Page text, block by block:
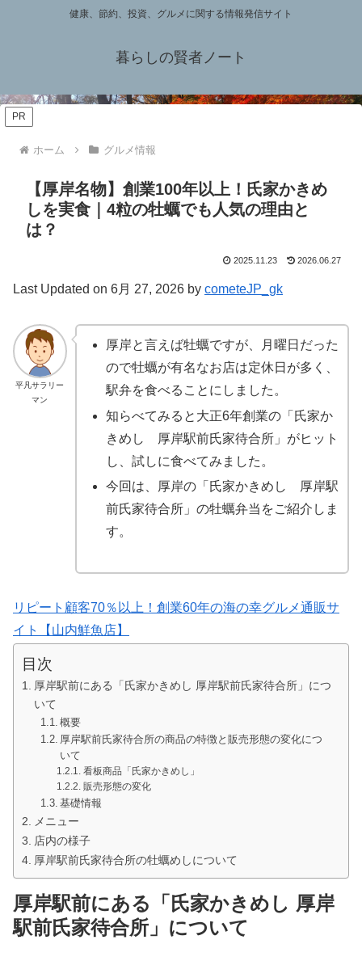
健康、節約、投資、グルメに関する情報発信サイト
暮らしの賢者ノート
PR
ホーム グルメ情報
【厚岸名物】創業100年以上！氏家かきめ
しを実食｜4粒の牡蠣でも人気の理由と
は？
2025.11.23 2026.06.27
Last Updated on 6月 27, 2026 by cometeJP_gk
平凡サラリー
マン
厚岸と言えば牡蠣ですが、月曜日だった
ので牡蠣が有名なお店は定休日が多く、
駅弁を食べることにしました。
知らべてみると大正6年創業の「氏家か
きめし 厚岸駅前氏家待合所」がヒット
し、試しに食べてみました。
今回は、厚岸の「氏家かきめし 厚岸駅
前氏家待合所」の牡蠣弁当をご紹介しま
す。
リピート顧客70％以上！創業60年の海の幸グルメ通販サ
イト【山内鮮魚店】
目次
厚岸駅前にある「氏家かきめし 厚岸駅前氏家待合所」につ
いて
概要
厚岸駅前氏家待合所の商品の特徴と販売形態の変化につ
いて
看板商品「氏家かきめし」
販売形態の変化
基礎情報
メニュー
店内の様子
厚岸駅前氏家待合所の牡蠣めしについて
厚岸駅前にある「氏家かきめし 厚岸
駅前氏家待合所」について